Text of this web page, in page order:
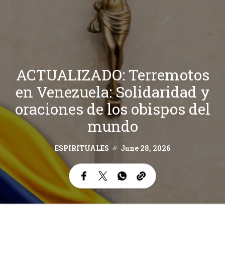
ACTUALIZADO: Terremotos
en Venezuela: Solidaridad y
oraciones de los obispos del
mundo
ESPIRITUALES June 28, 2026